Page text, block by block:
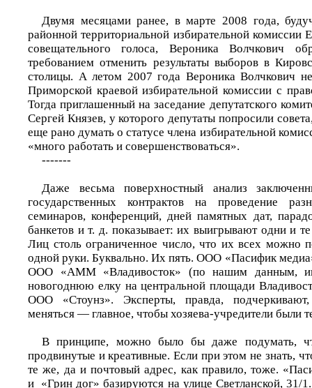
Двумя месяцами ранее, в марте 2008 года,
районной территориальной избирательной комиссии
совещательного голоса, Вероника Волчкович
требованием отменить результаты выборов в
столицы. А летом 2007 года Вероника Волчкович
Приморской краевой избирательной комиссии с
Тогда приглашенный на заседание депутатского
Сергей Князев, у которого депутаты попросили
еще рано думать о статусе члена избирательной
«много работать и совершенствоваться».
-------
Даже весьма поверхностный анализ
государственных контрактов на проведение
семинаров, конференций, дней памятных дат,
банкетов и т. д. показывает: их выигрывают одни и
Лиц столь ограниченное число, что их всех можно
одной руки. Буквально. Их пять. ООО «Пасифик
ООО «АММ «Владивосток» (по нашим данным,
новогоднюю елку на центральной площади
ООО «Стоунз». Эксперты, правда,
меняться — главное, чтобы хозяева-учредители были
В принципе, можно было бы даже подумать,
продвинутые и креативные. Если при этом не знать,
те же, да и почтовый адрес, как правило, тоже.
и «Грин дог» базируются на улице Светланской,